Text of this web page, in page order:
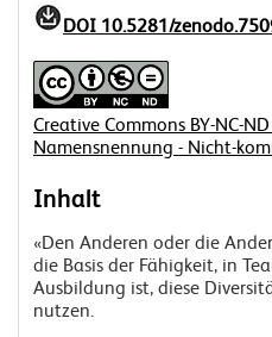
DOI 10.5281/
Creative Commons BY-NC-
Namensnennung - Nicht-
Inhalt
«Den Anderen oder die
die Basis der Fähigkeit, in
Ausbildung ist, diese
nutzen.